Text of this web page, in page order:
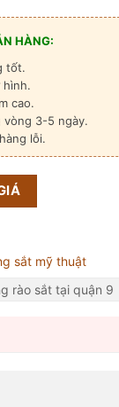
HÀNG:
tốt.
hình.
cao.
vòng 3-5 ngày.
lỗi.
sắt mỹ thuật
rào sắt tại quận 9